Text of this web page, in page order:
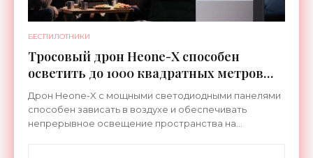
БЕСПИЛОТНИКИ
Тросовый дрон Heone-X способен
осветить до 1000 квадратных метров
земли - «Беспилотники»
Дрон Heone-X с мощными светодиодными панелями
способен зависать в воздухе и обеспечивать
непрерывное освещение пространства на